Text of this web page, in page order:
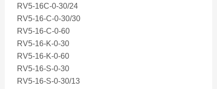
RV5-16C-0-30/24
RV5-16-C-0-30/30
RV5-16-C-0-60
RV5-16-K-0-30
RV5-16-K-0-60
RV5-16-S-0-30
RV5-16-S-0-30/13